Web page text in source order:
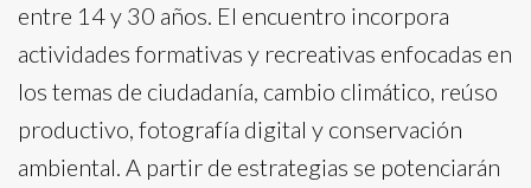
entre 14 y 30 años. El encuentro incorpora
actividades formativas y recreativas enfocadas en
los temas de ciudadanía, cambio climático, reúso
productivo, fotografía digital y conservación
ambiental. A partir de estrategias se potenciarán